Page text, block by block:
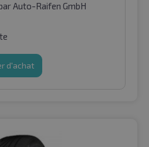
Auto-Raifen GmbH
d'achat